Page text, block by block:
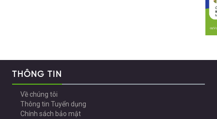
THÔNG TIN
Về chúng tôi
Thông tin Tuyển dụng
Chính sách bảo mật